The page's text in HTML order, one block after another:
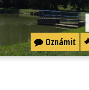
Oznámit